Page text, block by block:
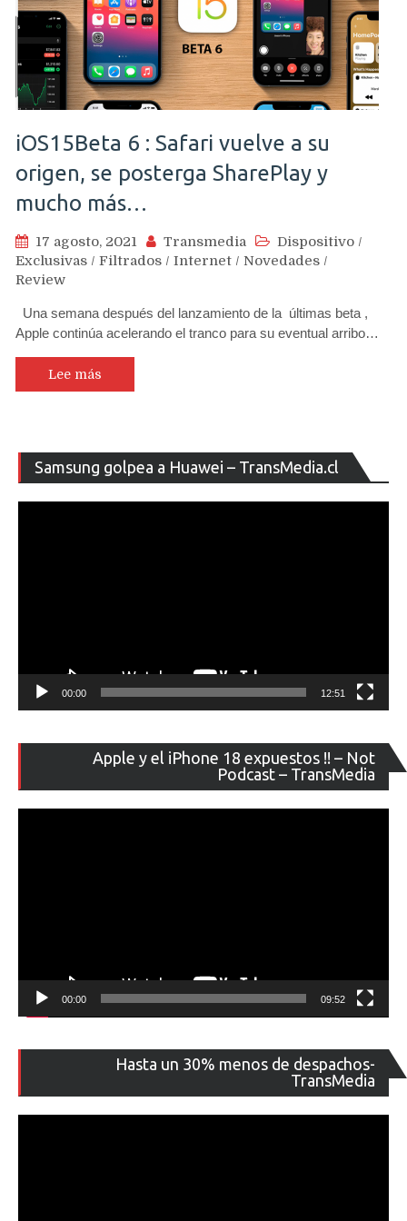
iOS15Beta 6 : Safari vuelve a su
origen, se posterga SharePlay y
mucho más…
17 agosto, 2021 Transmedia Dispositivo /
Exclusivas / Filtrados / Internet / Novedades /
Review
Una semana después del lanzamiento de la últimas beta ,
Apple continúa acelerando el tranco para su eventual arribo…
Lee más
Samsung golpea a Huawei – TransMedia.cl
de
00:00 12:51
Apple y el iPhone 18 expuestos !! – Not
Podcast – TransMedia
de
00:00 09:52
Hasta un 30% menos de despachos-
TransMedia
de